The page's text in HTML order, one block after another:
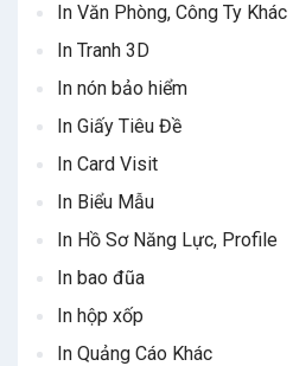
In Văn Phòng, Công Ty Khác
In Tranh 3D
In nón bảo hiểm
In Giấy Tiêu Đề
In Card Visit
In Biểu Mẫu
In Hồ Sơ Năng Lực, Profile
In bao đũa
In hộp xốp
In Quảng Cáo Khác